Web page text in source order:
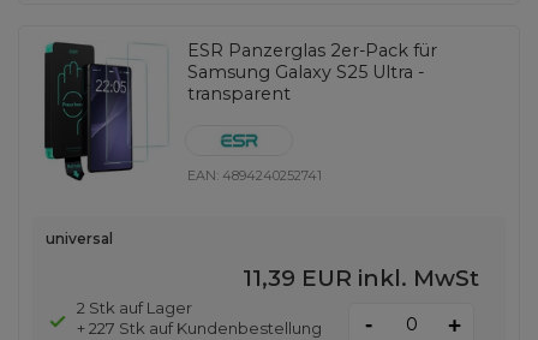
ESR Panzerglas 2er-Pack für
Samsung Galaxy S25 Ultra -
transparent
EAN: 4894240252741
universal
11,39 EUR inkl. MwSt
2 Stk auf Lager
+ 227 Stk auf Kundenbestellung
- +